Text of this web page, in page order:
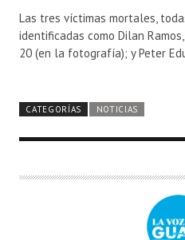
Las tres víctimas mortales,
identificadas como Dilan
20 (en la fotografía); y Peter
CATEGORÍAS NOTICIAS